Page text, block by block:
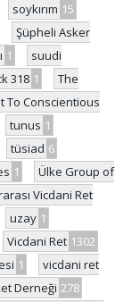
soykırım 15
Şüpheli Asker
1
suudi
318 1
The
To Conscientious
tunus 1
tüsiad 6
1
Ülke Group of
Vicdani Ret
uzay 1
Vicdani Ret 1302
1
vicdani ret
Derneği 278